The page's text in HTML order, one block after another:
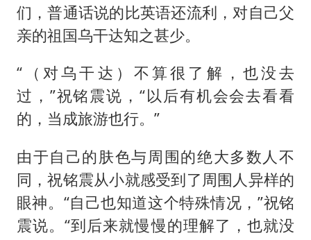
们，普通话说的比英语还流利，对自己父
亲的祖国乌干达知之甚少。
“（对乌干达）不算很了解，也没去
过，”祝铭震说，“以后有机会会去看看
的，当成旅游也行。”
由于自己的肤色与周围的绝大多数人不
同，祝铭震从小就感受到了周围人异样的
眼神。“自己也知道这个特殊情况，”祝铭
震说。“到后来就慢慢的理解了，也就没